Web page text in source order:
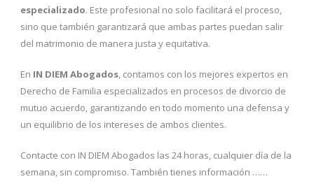
especializado. Este profesional no solo facilitará el proceso,
sino que también garantizará que ambas partes puedan salir
del matrimonio de manera justa y equitativa.
En IN DIEM Abogados, contamos con los mejores expertos en
Derecho de Familia especializados en procesos de divorcio de
mutuo acuerdo, garantizando en todo momento una defensa y
un equilibrio de los intereses de ambos clientes.
Contacte con IN DIEM Abogados las 24 horas, cualquier día de la
semana, sin compromiso. También tienes información ……